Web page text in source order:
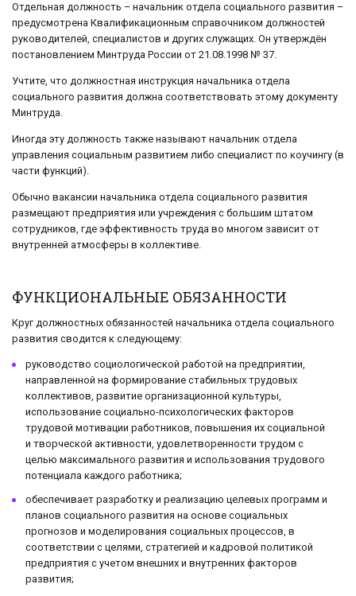
Отдельная должность – начальник отдела социального развития –
предусмотрена Квалификационным справочником должностей
руководителей, специалистов и других служащих. Он утверждён
постановлением Минтруда России от 21.08.1998 № 37.
Учтите, что должностная инструкция начальника отдела
социального развития должна соответствовать этому документу
Минтруда.
Иногда эту должность также называют начальник отдела
управления социальным развитием либо специалист по коучингу (в
части функций).
Обычно вакансии начальника отдела социального развития
размещают предприятия или учреждения с большим штатом
сотрудников, где эффективность труда во многом зависит от
внутренней атмосферы в коллективе.
ФУНКЦИОНАЛЬНЫЕ ОБЯЗАННОСТИ
Круг должностных обязанностей начальника отдела социального
развития сводится к следующему:
руководство социологической работой на предприятии,
направленной на формирование стабильных трудовых
коллективов, развитие организационной культуры,
использование социально-психологических факторов
трудовой мотивации работников, повышения их социальной
и творческой активности, удовлетворенности трудом с
целью максимального развития и использования трудового
потенциала каждого работника;
обеспечивает разработку и реализацию целевых программ и
планов социального развития на основе социальных
прогнозов и моделирования социальных процессов, в
соответствии с целями, стратегией и кадровой политикой
предприятия с учетом внешних и внутренних факторов
развития;